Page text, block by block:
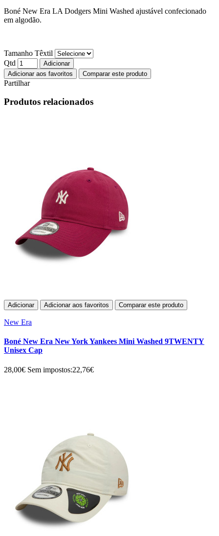
Boné New Era LA Dodgers Mini Washed ajustável confecionado
em algodão.
Tamanho Têxtil
Qtd
Adicionar
Adicionar aos favoritos
Comparar este produto
Partilhar
Produtos relacionados
Adicionar Adicionar aos favoritos Comparar este produto
New Era
Boné New Era New York Yankees Mini Washed 9TWENTY
Unisex Cap
28,00€ Sem impostos:22,76€